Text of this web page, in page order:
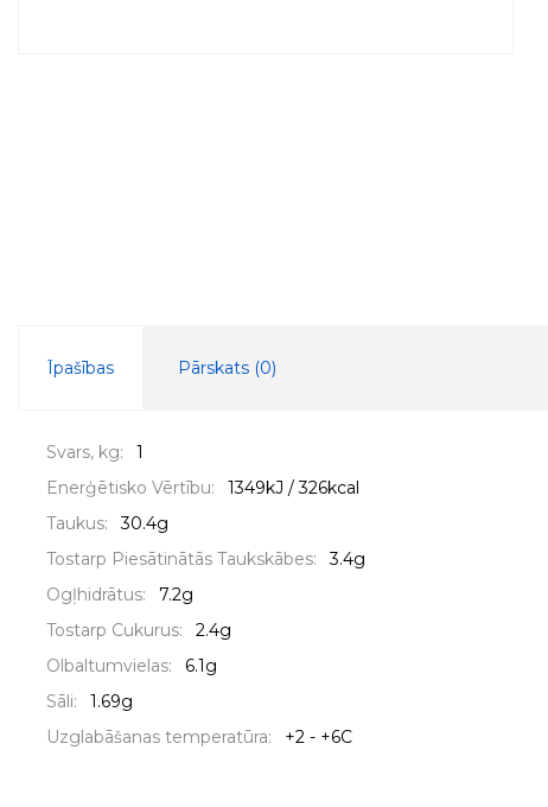
Īpašības Pārskats (0)
Svars, kg:
1
Enerģētisko Vērtību:
1349kJ / 326kcal
Taukus:
30.4g
Tostarp Piesātinātās Taukskābes:
3.4g
Ogļhidrātus:
7.2g
Tostarp Cukurus:
2.4g
Olbaltumvielas:
6.1g
Sāli:
1.69g
Uzglabāšanas temperatūra:
+2 - +6C